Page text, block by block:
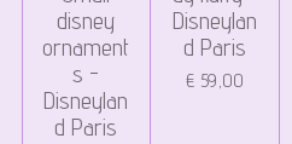
disney
ornament
s -
Disneylan
d Paris
Disneylan
d Paris
€ 59,00